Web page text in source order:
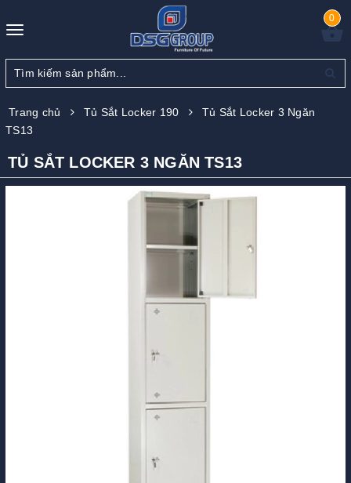
Toggle
0
Trang chủ Tủ Sắt Locker 190
Tủ Sắt Locker 3 Ngăn
TS13
TỦ SẮT LOCKER 3 NGĂN TS13